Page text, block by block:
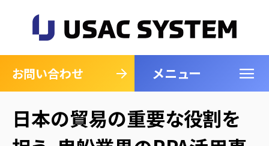
お問い合わせ メニュー
閉じる
日本の貿易の重要な役割を